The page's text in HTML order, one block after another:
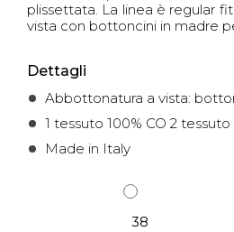
plissettata. La linea è regular
vista con bottoncini in madre
Dettagli
Abbottonatura a vista:
1 tessuto 100% CO 2 tessuto
Made in Italy
38